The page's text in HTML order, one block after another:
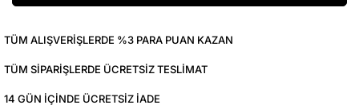
TÜM ALIŞVERIŞLERDE %3 PARA PUAN KAZAN
TÜM SIPARIŞLERDE ÜCRETSIZ TESLIMAT
14 GÜN IÇINDE ÜCRETSIZ IADE